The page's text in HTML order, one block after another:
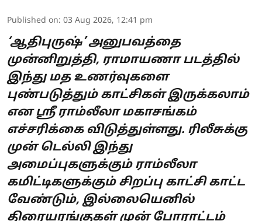
Published on: 03 Aug 2026, 12:41 pm
‘ஆதிபுருஷ்’ அனுபவத்தை
முன்னிறுத்தி, ராமாயணா படத்தில்
இந்து மத உணர்வுகளை
புண்படுத்தும் காட்சிகள் இருக்கலாம்
என ஸ்ரீ ராம்லீலா மகாசங்கம்
எச்சரிக்கை விடுத்துள்ளது. ரிலீசுக்கு
முன் டெல்லி இந்து
அமைப்புகளுக்கும் ராம்லீலா
கமிட்டிகளுக்கும் சிறப்பு காட்சி காட்ட
வேண்டும், இல்லையெனில்
திரையரங்குகள் முன் போராட்டம்